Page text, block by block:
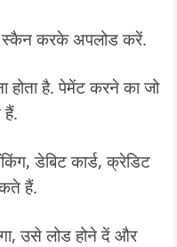
स्कैन करके अपलोड करें.
है. पेमेंट करने का जो
हैं.
डेबिट कार्ड, क्रेडिट
हैं.
उसे लोड होने दें और